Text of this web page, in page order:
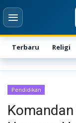
Terbaru Religi
Login
Pendidikan